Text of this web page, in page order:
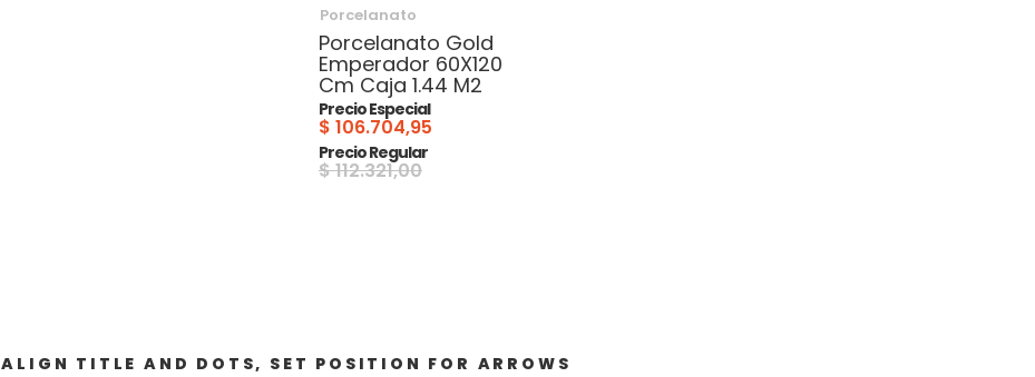
Porcelanato
Porcelanato Gold
Emperador 60X120
Cm Caja 1.44 M2
Precio Especial
$ 106.704,95
Precio Regular
$ 112.321,00
ALIGN TITLE AND DOTS, SET POSITION FOR ARROWS